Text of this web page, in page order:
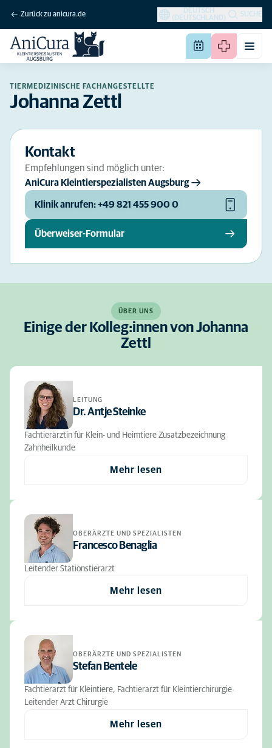
Zurück zu anicura.de
DEUTSCH
(DEUTSCHLAND)
SUCHE
TIERMEDIZINISCHE FACHANGESTELLTE
Johanna Zettl
Kontakt
Empfehlungen sind möglich unter:
AniCura Kleintierspezialisten Augsburg
Klinik anrufen: +49 821 455 900 0
Überweiser-Formular
ÜBER UNS
Einige der Kolleg:innen von Johanna
Zettl
LEITUNG
Dr. Antje Steinke
Fachtierärztin für Klein- und Heimtiere Zusatzbezeichnung
Zahnheilkunde
Mehr lesen
OBERÄRZTE UND SPEZIALISTEN
Francesco Benaglia
Leitender Stationstierarzt
Mehr lesen
OBERÄRZTE UND SPEZIALISTEN
Stefan Bentele
Fachtierarzt für Kleintiere, Fachtierarzt für Kleintierchirurgie-
Leitender Arzt Chirurgie
Mehr lesen